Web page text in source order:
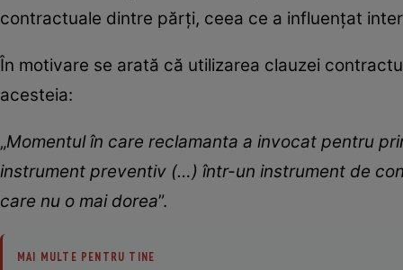
contractuale dintre părți, ceea ce a influențat
În motivare se arată că utilizarea clauzei
acesteia:
„Momentul în care reclamanta a invocat pentru
instrument preventiv (…) într-un instrument de
care nu o mai dorea”.
MAI MULTE PENTRU TINE